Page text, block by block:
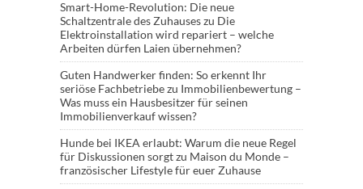
Smart-Home-Revolution: Die neue
Schaltzentrale des Zuhauseszu Die
Elektroinstallation wird repariert – welche
Arbeiten dürfen Laien übernehmen?
Guten Handwerker finden: So erkennt Ihr
seriöse Fachbetriebezu Immobilienbewertung –
Was muss ein Hausbesitzer für seinen
Immobilienverkauf wissen?
Hunde bei IKEA erlaubt: Warum die neue Regel
für Diskussionen sorgtzu Maison du Monde –
französischer Lifestyle für euer Zuhause